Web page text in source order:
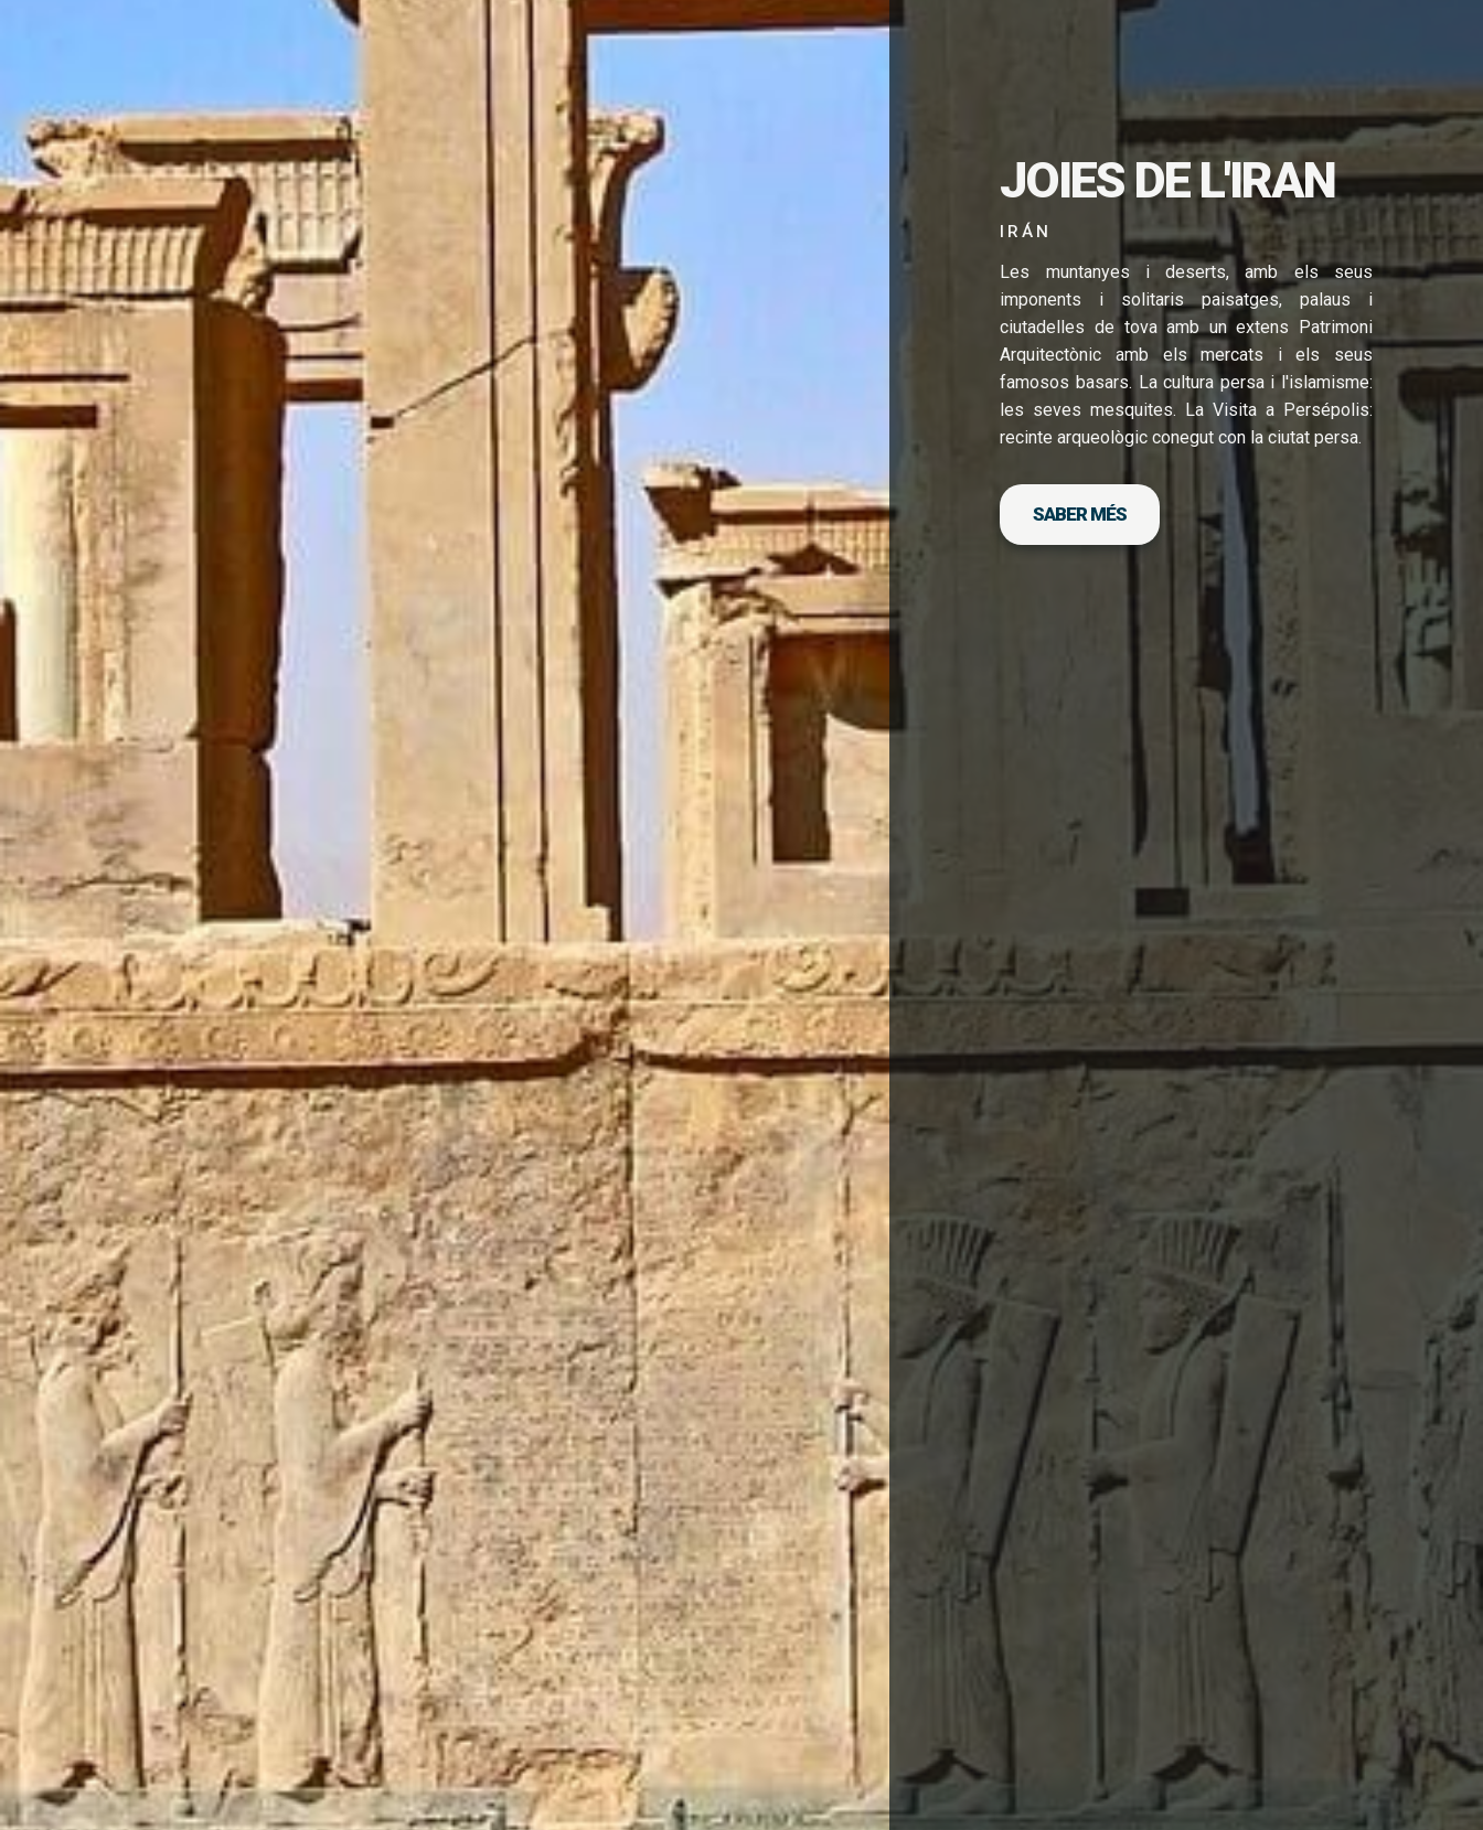
JOIES DE L'IRAN
IRÁN
Les muntanyes i deserts, amb els seus
imponents i solitaris paisatges, palaus i
ciutadelles de tova amb un extens Patrimoni
Arquitectònic amb els mercats i els seus
famosos basars. La cultura persa i l'islamisme:
les seves mesquites. La Visita a Persépolis:
recinte arqueològic conegut con la ciutat persa.
SABER MÉS
SUBSCRIU-TE PER DESCARREGAR AQUEST VIATGE EN
PDF
Política de Privacitat *
DESCARGA FITXA DEL VIATGE